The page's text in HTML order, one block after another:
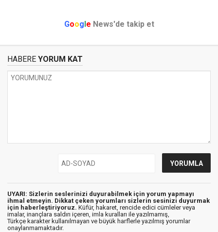
Google News'de takip et
HABERE YORUM KAT
UYARI: Sizlerin seslerinizi duyurabilmek için yorum yapmayı
ihmal etmeyin. Dikkat çeken yorumları sizlerin sesinizi duyurmak
için haberleştiriyoruz. Küfür, hakaret, rencide edici cümleler veya
imalar, inançlara saldırı içeren, imla kuralları ile yazılmamış,
Türkçe karakter kullanılmayan ve büyük harflerle yazılmış yorumlar
onaylanmamaktadır.